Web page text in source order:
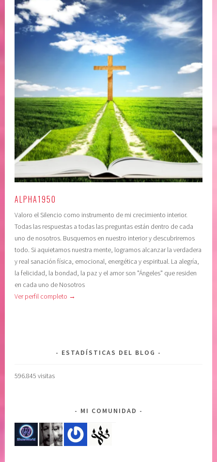
ALPHA1950
Valoro el Silencio como instrumento de mi crecimiento interior.
Todas las respuestas a todas las preguntas están dentro de cada
uno de nosotros. Busquemos en nuestro interior y descubriremos
todo. Si aquietamos nuestra mente, logramos alcanzar la verdadera
y real sanación física, emocional, energética y espiritual. La alegría,
la felicidad, la bondad, la paz y el amor son "Ángeles" que residen
en cada uno de Nosotros
Ver perfil completo →
ESTADÍSTICAS DEL BLOG
596.845 visitas
MI COMUNIDAD